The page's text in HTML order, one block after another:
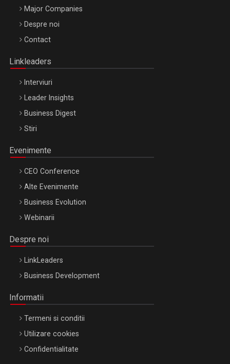
Be Inspired. Make it Happen!, ARTEMIS LETO, ORADEA, 8
Octombrie
Major Companies
Despre noi
Contact
Linkleaders
Interviuri
Leader Insights
Business Digest
Stiri
Evenimente
CEO Conference
Alte Evenimente
Business Evolution
Webinarii
Despre noi
LinkLeaders
Business Development
Informatii
Termeni si conditii
Utilizare cookies
Confidentialitate